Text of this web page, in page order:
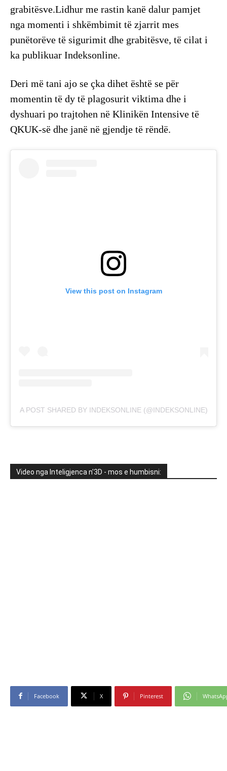
grabitësve.Lidhur me rastin kanë dalur pamjet
nga momenti i shkëmbimit të zjarrit mes
punëtorëve të sigurimit dhe grabitësve, të cilat i
ka publikuar Indeksonline.
Deri më tani ajo se çka dihet është se për
momentin të dy të plagosurit viktima dhe i
dyshuari po trajtohen në Klinikën Intensive të
QKUK-së dhe janë në gjendje të rëndë.
View this post on Instagram
A POST SHARED BY INDEKSONLINE (@INDEKSONLINE)
Video nga Inteligjenca n'3D - mos e humbisni:
Facebook X Pinterest